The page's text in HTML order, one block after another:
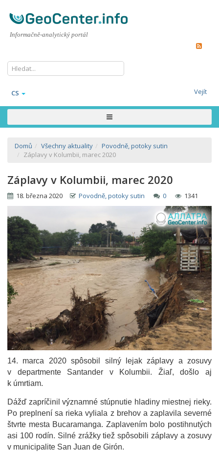
Informačně-analytický portál
CS Vejít
Domů Všechny aktuality
Povodně, potoky sutin
Záplavy v Kolumbii, marec 2020
Záplavy v Kolumbii, marec 2020
18. března 2020 Povodně, potoky sutin 0 1341
14. marca 2020 spôsobil silný lejak záplavy a zosuvy
v departmente Santander v Kolumbii. Žiaľ, došlo aj
k úmrtiam.
Dážď zapríčinil významné stúpnutie hladiny miestnej rieky.
Po preplnení sa rieka vyliala z brehov a zaplavila severné
štvrte mesta Bucaramanga. Zaplavením bolo postihnutých
asi 100 rodín. Silné zrážky tiež spôsobili záplavy a zosuvy
v municipalite San Juan de Girón.